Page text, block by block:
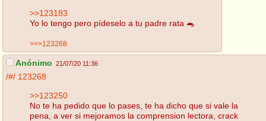
>>123183
Yo lo tengo pero pídeselo a tu padre rata 🐀
>>>123268
Anónimo 21/07/20 11:36
/#/ 123268
>>123250
No te ha pedido que lo pases, te ha dicho que si vale la
pena, a ver si mejoramos la comprension lectora, crack